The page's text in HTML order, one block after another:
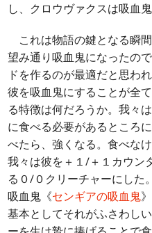
し、クロウヴァクスは吸血
これは物語の鍵となる瞬
望み通り吸血鬼になったの
ドを作るのが最適だと思わ
彼を吸血鬼にすることが全
る特徴は何だろうか。我々
に食べる必要があるところ
べたら、強くなる。食べな
我々は彼を＋１/＋１カウン
る０/０クリーチャーにした
吸血鬼《センギアの吸血鬼
基本としてそれがふさわし